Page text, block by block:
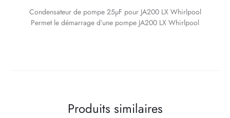
Condensateur de pompe 25µF pour JA200 LX Whirlpool
Permet le démarrage d’une pompe JA200 LX Whirlpool
Produits similaires